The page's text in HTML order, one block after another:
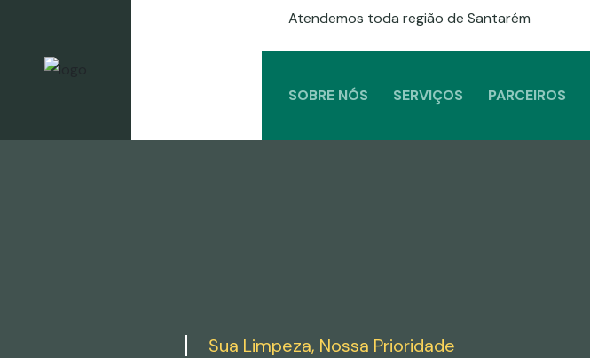
Atendemos toda região de Santarém
SOBRE NÓS SERVIÇOS PARCEIROS
Sua Limpeza, Nossa Prioridade